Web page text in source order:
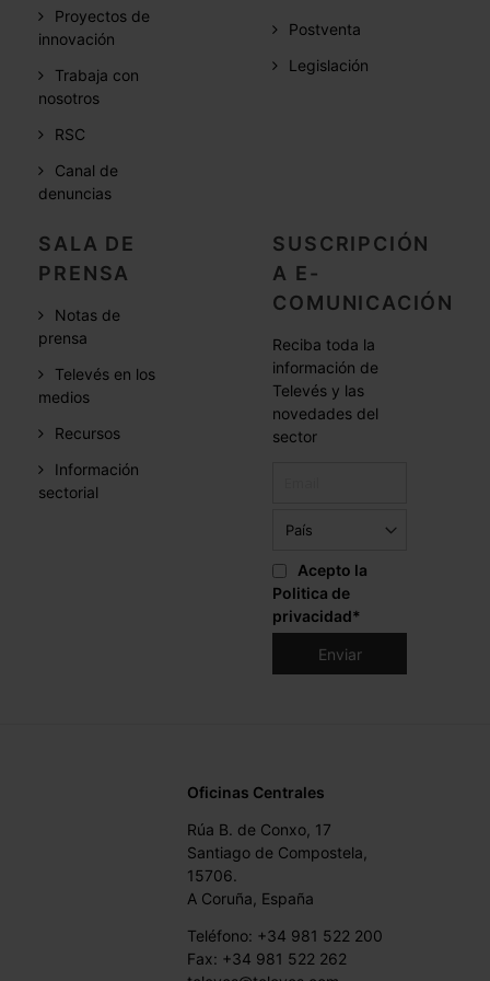
Proyectos de
innovación
Trabaja con
nosotros
RSC
Canal de
denuncias
Postventa
Legislación
SALA DE
PRENSA
Notas de
prensa
Televés en los
medios
Recursos
Información
sectorial
SUSCRIPCIÓN
A E-
COMUNICACIÓN
Reciba toda la
información de
Televés y las
novedades del
sector
Acepto la
Politica de
privacidad*
Oficinas Centrales
Rúa B. de Conxo, 17
Santiago de Compostela,
15706.
A Coruña, España
Teléfono: +34 981 522 200
Fax: +34 981 522 262